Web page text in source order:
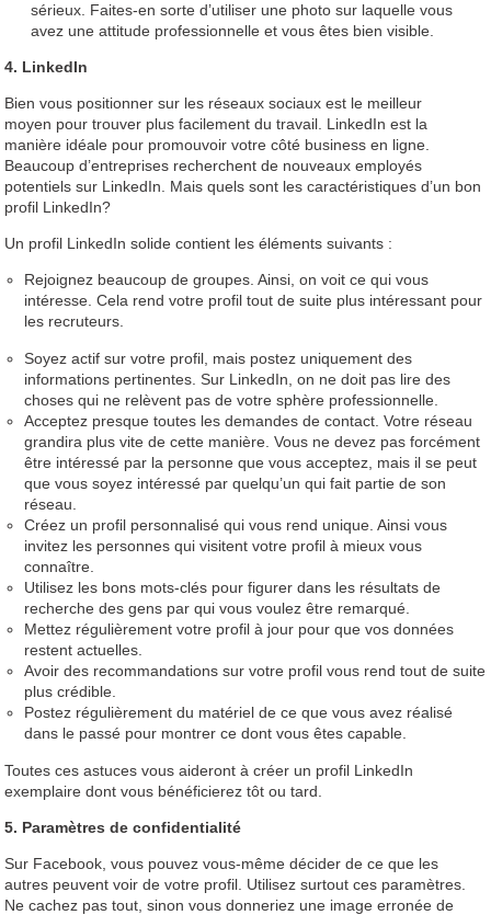
sérieux. Faites-en sorte d’utiliser une photo sur laquelle vous
avez une attitude professionnelle et vous êtes bien visible.
4. LinkedIn
Bien vous positionner sur les réseaux sociaux est le meilleur
moyen pour trouver plus facilement du travail. LinkedIn est la
manière idéale pour promouvoir votre côté business en ligne.
Beaucoup d’entreprises recherchent de nouveaux employés
potentiels sur LinkedIn. Mais quels sont les caractéristiques d’un bon
profil LinkedIn?
Un profil LinkedIn solide contient les éléments suivants :
Rejoignez beaucoup de groupes. Ainsi, on voit ce qui vous
intéresse. Cela rend votre profil tout de suite plus intéressant pour
les recruteurs.
Soyez actif sur votre profil, mais postez uniquement des
informations pertinentes. Sur LinkedIn, on ne doit pas lire des
choses qui ne relèvent pas de votre sphère professionnelle.
Acceptez presque toutes les demandes de contact. Votre réseau
grandira plus vite de cette manière. Vous ne devez pas forcément
être intéressé par la personne que vous acceptez, mais il se peut
que vous soyez intéressé par quelqu’un qui fait partie de son
réseau.
Créez un profil personnalisé qui vous rend unique. Ainsi vous
invitez les personnes qui visitent votre profil à mieux vous
connaître.
Utilisez les bons mots-clés pour figurer dans les résultats de
recherche des gens par qui vous voulez être remarqué.
Mettez régulièrement votre profil à jour pour que vos données
restent actuelles.
Avoir des recommandations sur votre profil vous rend tout de suite
plus crédible.
Postez régulièrement du matériel de ce que vous avez réalisé
dans le passé pour montrer ce dont vous êtes capable.
Toutes ces astuces vous aideront à créer un profil LinkedIn
exemplaire dont vous bénéficierez tôt ou tard.
5. Paramètres de confidentialité
Sur Facebook, vous pouvez vous-même décider de ce que les
autres peuvent voir de votre profil. Utilisez surtout ces paramètres.
Ne cachez pas tout, sinon vous donneriez une image erronée de